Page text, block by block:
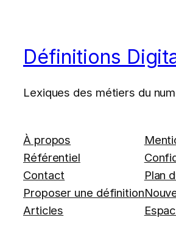
Définitions
Lexiques des métiers du
À propos
Référentiel
Contact
Proposer une définition
Articles
Plan